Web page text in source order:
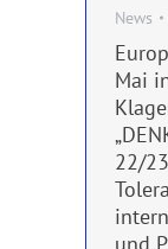
News
Mai
22/